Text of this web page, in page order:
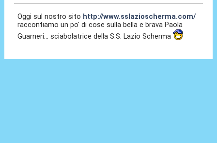
Oggi sul nostro sito http://www.sslazioscherma.com/
raccontiamo un po' di cose sulla bella e brava Paola
Guarneri... sciabolatrice della S.S. Lazio Scherma